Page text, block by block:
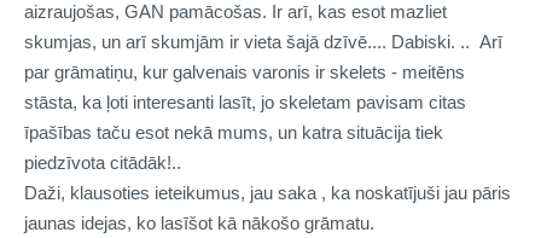
aizraujošas, GAN pamācošas. Ir arī, kas esot mazliet
skumjas, un arī skumjām ir vieta šajā dzīvē.... Dabiski. .. Arī
par grāmatiņu, kur galvenais varonis ir skelets - meitēns
stāsta, ka ļoti interesanti lasīt, jo skeletam pavisam citas
īpašības taču esot nekā mums, un katra situācija tiek
piedzīvota citādāk!..
Daži, klausoties ieteikumus, jau saka , ka noskatījuši jau pāris
jaunas idejas, ko lasīšot kā nākošo grāmatu.